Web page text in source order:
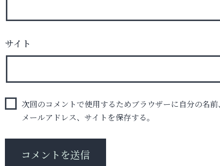
サイト
次回のコメントで使用するためブラウザーに自分の名前
メールアドレス、サイトを保存する。